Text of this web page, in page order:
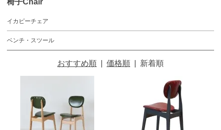
イカピーチェア
ベンチ・スツール
おすすめ順 価格順 新着順